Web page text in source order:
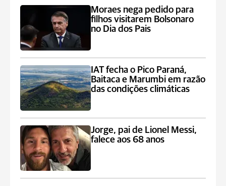
Moraes nega pedido para
filhos visitarem Bolsonaro
no Dia dos Pais
IAT fecha o Pico Paraná,
Baitaca e Marumbi em razão
das condições climáticas
Jorge, pai de Lionel Messi,
falece aos 68 anos